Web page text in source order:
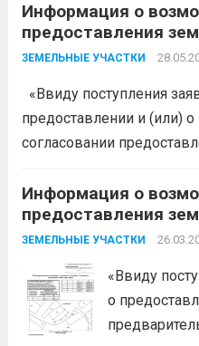
Белореченский
Краснодарского края в
39.18 ЗК РФ информирует
Информация о
предоставления
ЗЕМЕЛЬНЫЕ УЧАСТКИ
«Ввиду поступления
предоставлении и (или)
согласовании
Белореченский
Краснодарского края в
39.18 ЗК РФ информирует
предоставления
дальше
Информация о
предоставления
ЗЕМЕЛЬНЫЕ УЧАСТКИ
«Ввиду
о